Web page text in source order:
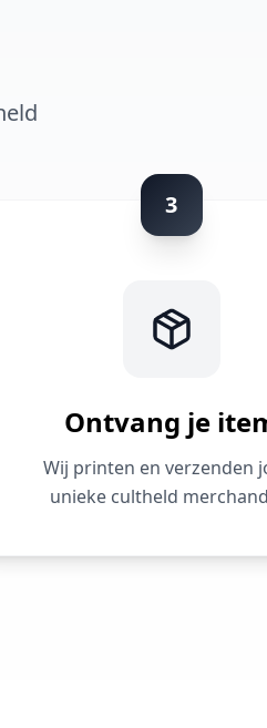
3
Ontvang je
Wij printen en verzenden
unieke cultheld